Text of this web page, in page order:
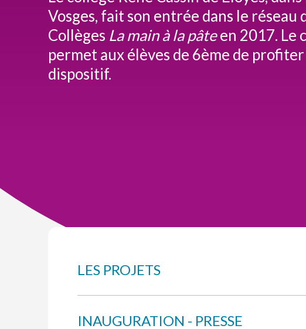
Vosges, fait son entrée dans le réseau
Collèges La main à la pâteen 2017. Le
permet aux élèves de 6ème de
dispositif.
LES PROJETS
INAUGURATION - PRESSE